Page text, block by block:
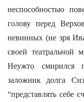
неспособностью
голову перед
невинных (не зря
своей театральной
Неужто смирился
заложник долга
“представлять себе